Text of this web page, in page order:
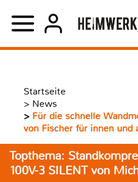
Startseite
> News
> Für die schnelle
von Fischer für innen und
Topthema:
100V-3 SILENT von